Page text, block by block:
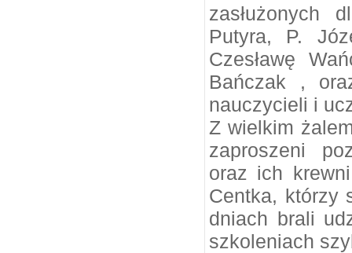
zasłużonych
Putyra, P.
Czesławę
Bańczak ,
nauczycieli i
Z wielkim
zaproszeni
oraz ich
Centka, którzy
dniach brali
szkoleniach